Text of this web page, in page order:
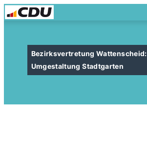
Bezirksvertretung Wattenscheid:
Umgestaltung Stadtgarten